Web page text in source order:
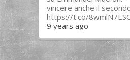
vincere anche il
https://t.co/
9 years ago